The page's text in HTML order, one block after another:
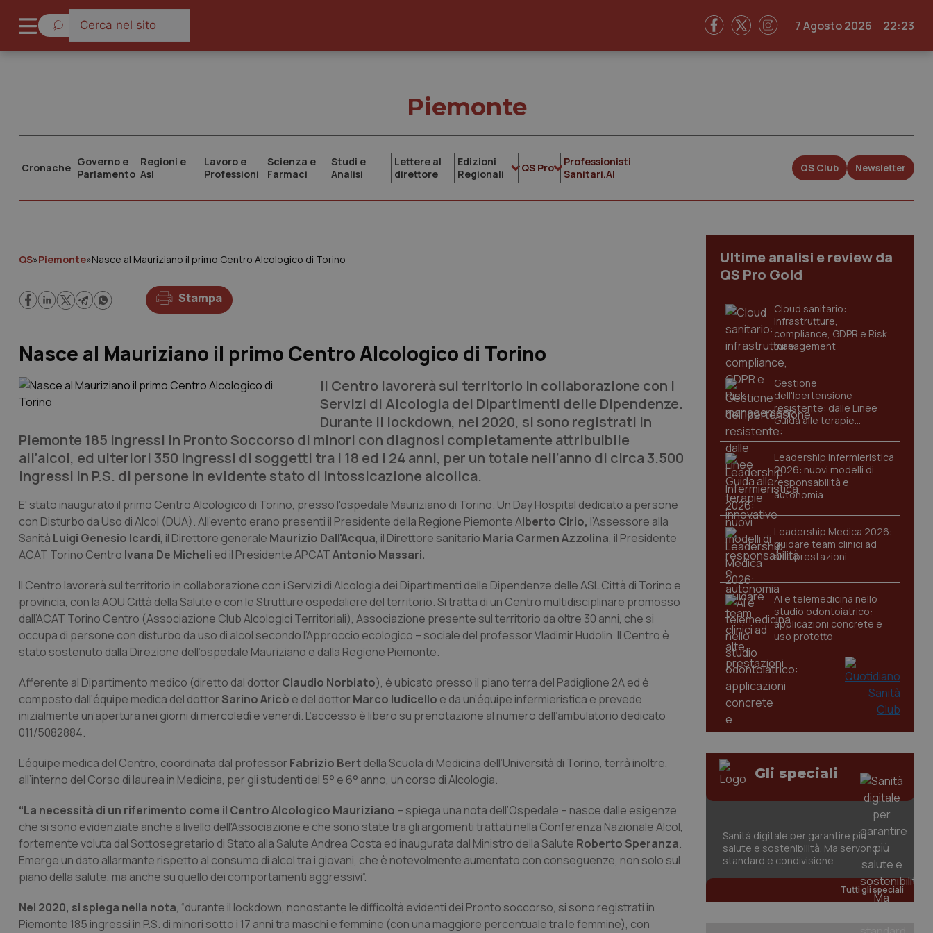
7 Agosto 2026 22:23
Piemonte
Cronache Governo e
Parlamento
Regioni e
Asl
Lavoro e
Professioni
Scienza e
Farmaci
Studi e
Analisi
Lettere al
direttore
Edizioni
Regionali
QS Pro
Professionisti
Sanitari.AI
QS Club Newsletter
QS»Piemonte»Nasce al Mauriziano il primo Centro Alcologico di Torino
Stampa
Nasce al Mauriziano il primo Centro Alcologico di Torino
Il Centro lavorerà sul territorio in collaborazione con i
Servizi di Alcologia dei Dipartimenti delle Dipendenze.
Durante il lockdown, nel 2020, si sono registrati in
Piemonte 185 ingressi in Pronto Soccorso di minori con diagnosi completamente attribuibile
all’alcol, ed ulteriori 350 ingressi di soggetti tra i 18 ed i 24 anni, per un totale nell’anno di circa 3.500
ingressi in P.S. di persone in evidente stato di intossicazione alcolica.
E' stato inaugurato il primo Centro Alcologico di Torino, presso l'ospedale Mauriziano di Torino. Un Day Hospital dedicato a persone
con Disturbo da Uso di Alcol (DUA). All’evento erano presenti il Presidente della Regione Piemonte Alberto Cirio, l’Assessore alla
Sanità Luigi Genesio Icardi, il Direttore generale Maurizio Dall'Acqua, il Direttore sanitario Maria Carmen Azzolina, il Presidente
ACAT Torino Centro Ivana De Micheli ed il Presidente APCATAntonio Massari.
Il Centro lavorerà sul territorio in collaborazione con i Servizi di Alcologia dei Dipartimenti delle Dipendenze delle ASL Città di Torino e
provincia, con la AOU Città della Salute e con le Strutture ospedaliere del territorio. Si tratta di un Centro multidisciplinare promosso
dall’ACAT Torino Centro (Associazione Club Alcologici Territoriali), Associazione presente sul territorio da oltre 30 anni, che si
occupa di persone con disturbo da uso di alcol secondo l’Approccio ecologico – sociale del professor Vladimir Hudolin. Il Centro è
stato sostenuto dalla Direzione dell’ospedale Mauriziano e dalla Regione Piemonte.
Afferente al Dipartimento medico (diretto dal dottor Claudio Norbiato), è ubicato presso il piano terra del Padiglione 2A ed è
composto dall’équipe medica del dottor Sarino Aricò e del dottor Marco Iudicello e da un’équipe infermieristica e prevede
inizialmente un’apertura nei giorni di mercoledì e venerdì. L’accesso è libero su prenotazione al numero dell’ambulatorio dedicato
011/5082884.
L’équipe medica del Centro, coordinata dal professor Fabrizio Bertdella Scuola di Medicina dell’Università di Torino, terrà inoltre,
all’interno del Corso di laurea in Medicina, per gli studenti del 5° e 6° anno, un corso di Alcologia.
“La necessità di un riferimento come il Centro Alcologico Mauriziano – spiega una nota dell’Ospedale – nasce dalle esigenze
che si sono evidenziate anche a livello dell'Associazione e che sono state tra gli argomenti trattati nella Conferenza Nazionale Alcol,
fortemente voluta dal Sottosegretario di Stato alla Salute Andrea Costa ed inaugurata dal Ministro della Salute Roberto Speranza.
Emerge un dato allarmante rispetto al consumo di alcol tra i giovani, che è notevolmente aumentato con conseguenze, non solo sul
piano della salute, ma anche su quello dei comportamenti aggressivi”.
Nel 2020, si spiega nella nota, “durante il lockdown, nonostante le difficoltà evidenti dei Pronto soccorso, si sono registrati in
Piemonte 185 ingressi in P.S. di minori sotto i 17 anni tra maschi e femmine (con una maggiore percentuale tra le femmine), con
Ultime analisi e review da
QS Pro Gold
Cloud sanitario:
infrastrutture,
compliance, GDPR e Risk
management
Gestione
dell'Ipertensione
resistente: dalle Linee
Guida alle terapie
innovative
Leadership Infermieristica
2026: nuovi modelli di
responsabilità e
autonomia
Leadership Medica 2026:
guidare team clinici ad
alte prestazioni
AI e telemedicina nello
studio odontoiatrico:
applicazioni concrete e
uso protetto
Gli speciali
Sanità digitale per garantire più
salute e sostenibilità. Ma servono
standard e condivisione
Tutti gli speciali